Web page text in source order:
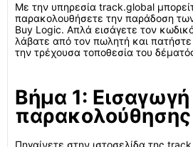
Με την υπηρεσία track.global
παρακολουθήσετε την παράδοση
Buy Logic. Απλά εισάγετε τον
λάβατε από τον πωλητή και πατήστε
την τρέχουσα τοποθεσία του
Βήμα 1:
παρακολούθησης
Πηγαίνετε στην ιστοσελίδα της